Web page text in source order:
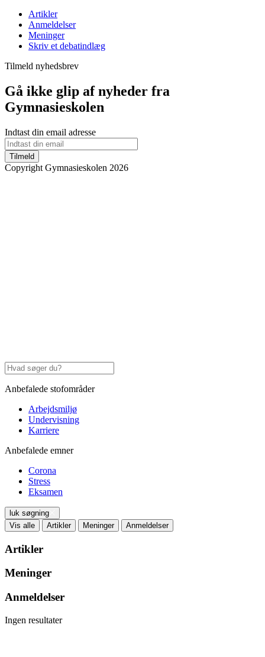
Artikler
Anmeldelser
Meninger
Skriv et debatindlæg
Tilmeld nyhedsbrev
Gå ikke glip af nyheder fra
Gymnasieskolen
Indtast din email adresse
Tilmeld
Copyright Gymnasieskolen 2026
Anbefalede stofområder
Arbejdsmiljø
Undervisning
Karriere
Anbefalede emner
Corona
Stress
Eksamen
luk søgning
Vis alle
Artikler Meninger Anmeldelser
Artikler
Meninger
Anmeldelser
Ingen resultater